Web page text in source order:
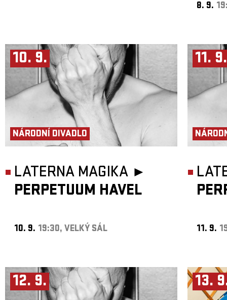
8. 9.
10. 9.
NÁRODNÍ DIVADLO
LATERNA MAGIKA ►
PERPETUUM HAVEL
10. 9. 19:30, VELKÝ SÁL
11. 9.
11. 9.
12. 9. 13.